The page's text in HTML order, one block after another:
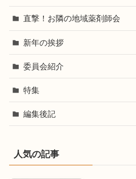
直撃！お隣の地域薬剤師会
新年の挨拶
委員会紹介
特集
編集後記
人気の記事